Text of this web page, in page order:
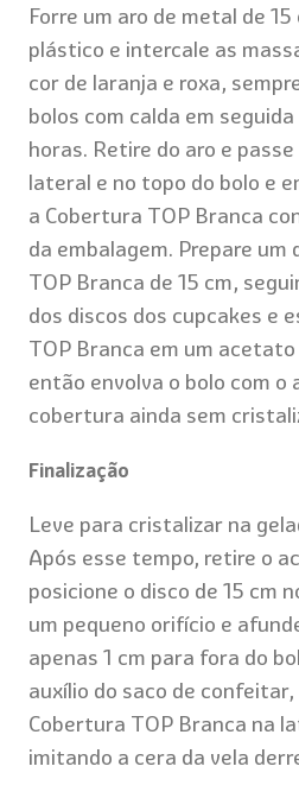
Forre um aro de metal de
plástico e intercale as
cor de laranja e roxa,
bolos com calda em
horas. Retire do aro e
lateral e no topo do bolo e
a Cobertura TOP Branca
da embalagem. Prepare um
TOP Branca de 15 cm,
dos discos dos cupcakes e
TOP Branca em um
então envolva o bolo com o
cobertura ainda sem
Finalização
Leve para cristalizar na
Após esse tempo, retire o
posicione o disco de 15 cm
um pequeno orifício e
apenas 1 cm para fora do
auxílio do saco de
Cobertura TOP Branca na
imitando a cera da vela